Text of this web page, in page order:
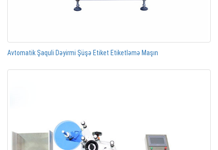
Avtomatik Şaquli Dəyirmi Şüşə Etiket Etiketləmə Maşın